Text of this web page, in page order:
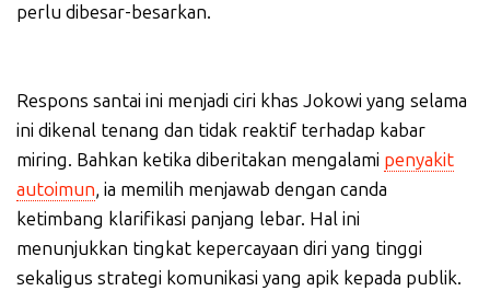
perlu dibesar-besarkan.
Respons santai ini menjadi ciri khas Jokowi yang selama
ini dikenal tenang dan tidak reaktif terhadap kabar
miring. Bahkan ketika diberitakan mengalami penyakit
autoimun, ia memilih menjawab dengan canda
ketimbang klarifikasi panjang lebar. Hal ini
menunjukkan tingkat kepercayaan diri yang tinggi
sekaligus strategi komunikasi yang apik kepada publik.